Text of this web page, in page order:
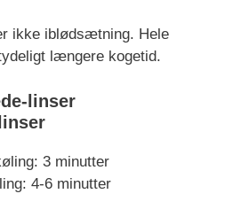
ikke iblødsætning. Hele
længere kogetid.
3 minutter
4-6 minutter